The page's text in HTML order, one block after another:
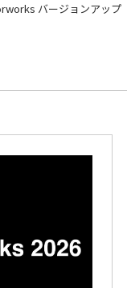
バージョンアップ